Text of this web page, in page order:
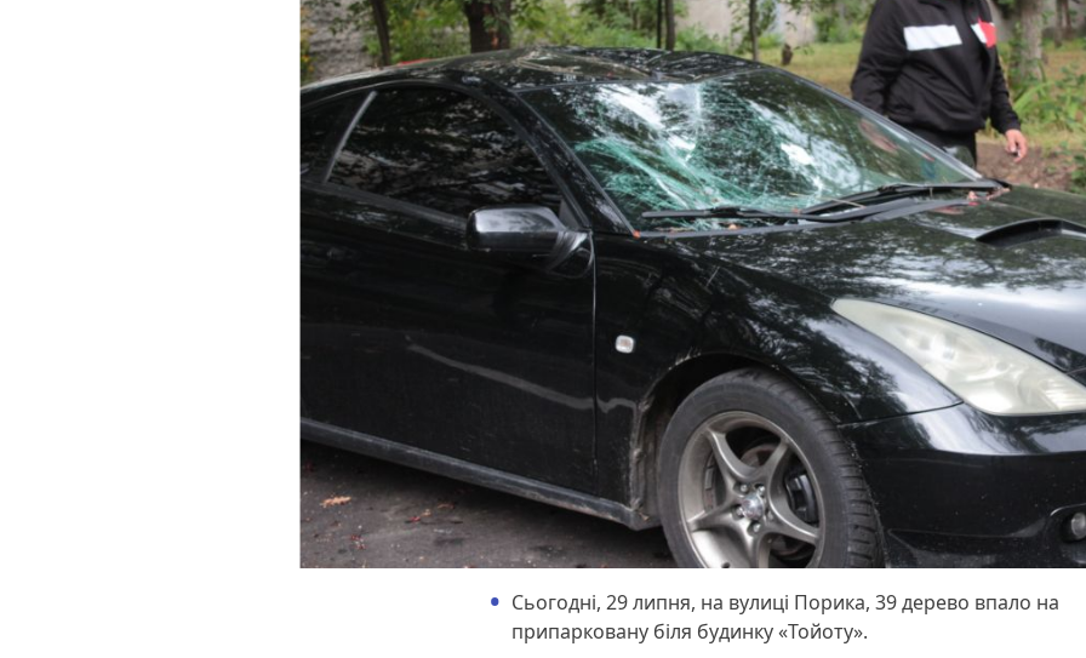
Сьогодні, 29 липня, на вулиці Порика, 39 дерево впало на
припарковану біля будинку «Тойоту».